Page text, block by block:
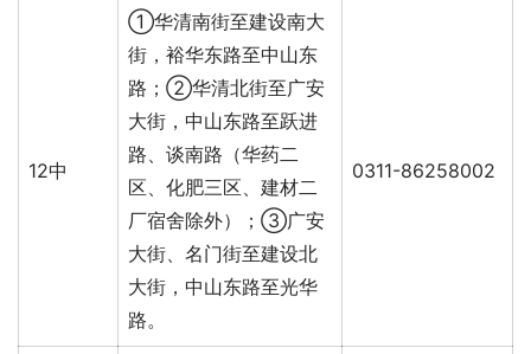
12中
①华清南街至建设南大
街，裕华东路至中山东
路；②华清北街至广安
大街，中山东路至跃进
路、谈南路（华药二
区、化肥三区、建材二
厂宿舍除外）；③广安
大街、名门街至建设北
大街，中山东路至光华
路。
0311-86258002